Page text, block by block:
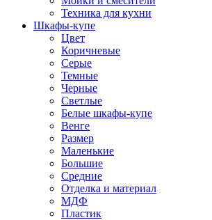
Техника для кухни
Шкафы-купе
Цвет
Коричневые
Серые
Темные
Черные
Светлые
Белые шкафы-купе
Венге
Размер
Маленькие
Большие
Средние
Отделка и материал
МДФ
Пластик